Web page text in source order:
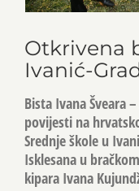
Otkrivena
Ivanić-
Bista Ivana Šveara
povijesti na
Srednje škole u
Isklesana u
kipara Ivana